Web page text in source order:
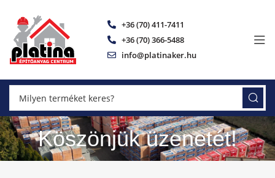
+36 (70) 411-7411
+36 (70) 366-5488
info@platinaker.hu
Köszönjük üzenetét!